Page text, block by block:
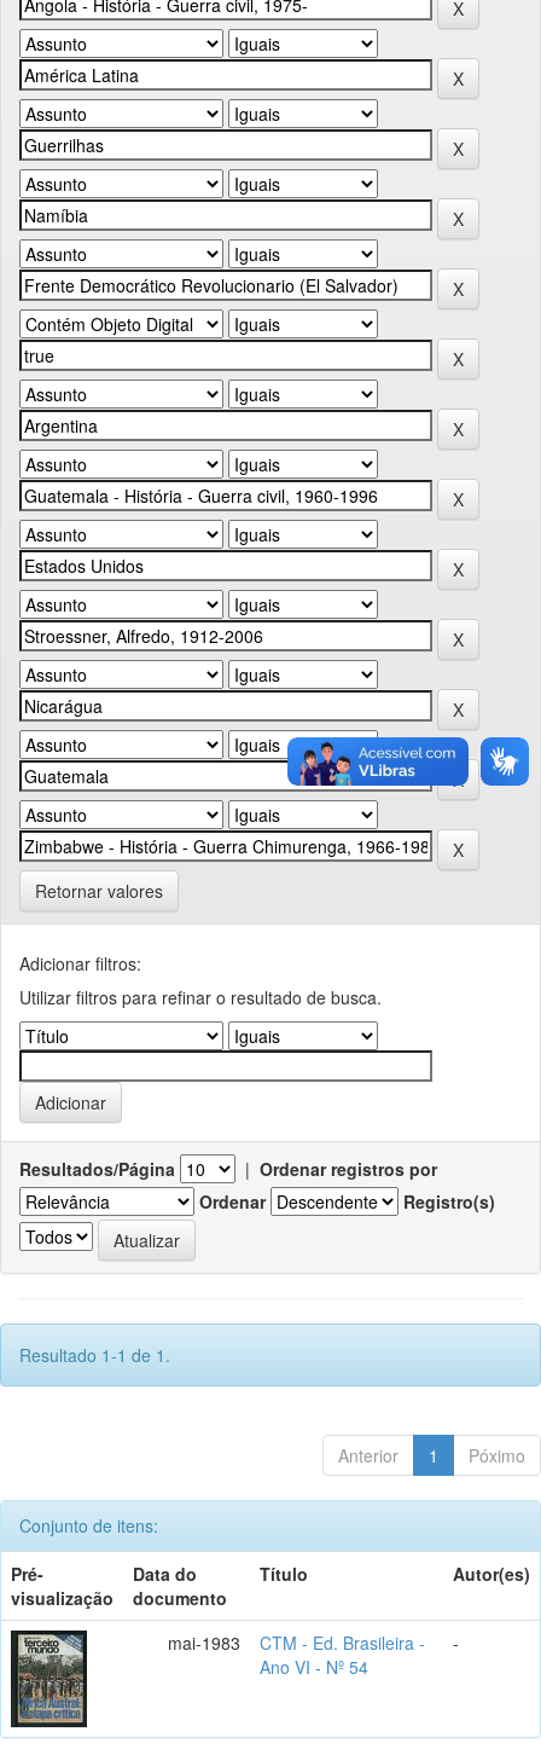
Retornar valores
Adicionar filtros:
Utilizar filtros para refinar o resultado de busca.
Resultados/Página | Ordenar registros por
Ordenar
Registro(s)
Resultado 1-1 de 1.
Anterior 1 Póximo
Conjunto de itens:
Pré-
visualização
Data do
documento
Título Autor(es)
mai-1983
CTM - Ed. Brasileira -
Ano VI - Nº 54
-